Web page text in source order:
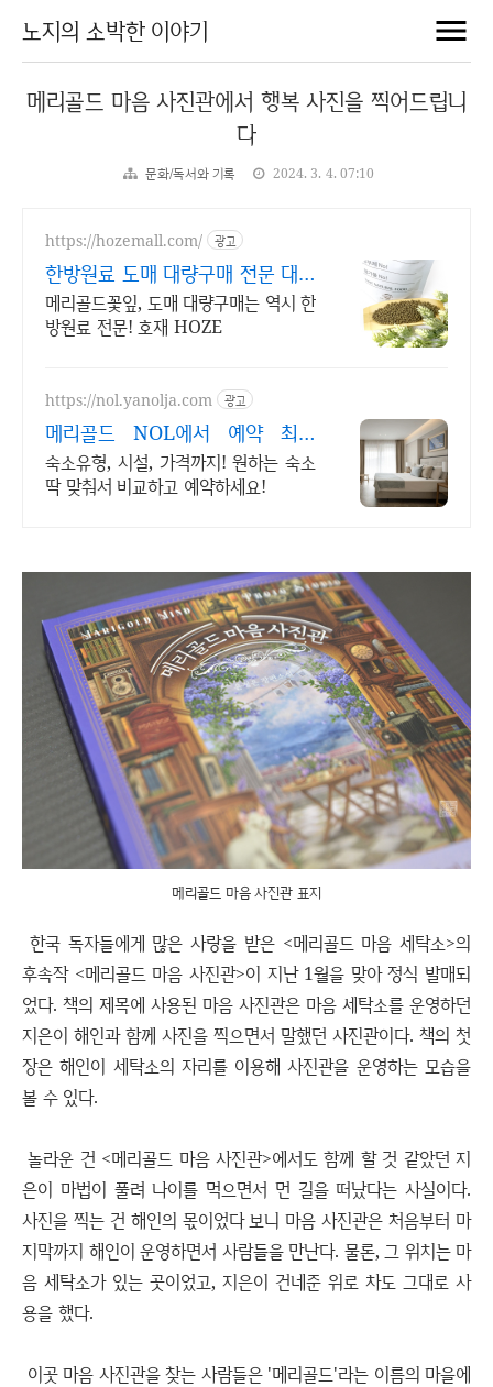
노지의 소박한 이야기
메리골드 마음 사진관에서 행복 사진을 찍어드립니
다
문화/독서와 기록 2024. 3. 4. 07:10
https://hozemall.com/ 광고
한방원료 도매 대량구매 전문 대량
으로만 구매 가능
메리골드꽃잎, 도매 대량구매는 역시 한
방원료 전문! 호재 HOZE
https://nol.yanolja.com 광고
메리골드 NOL에서 예약 최대
70% 더블업 할인!
숙소유형, 시설, 가격까지! 원하는 숙소
딱 맞춰서 비교하고 예약하세요!
메리골드 마음 사진관 표지
한국 독자들에게 많은 사랑을 받은 <메리골드 마음 세탁소>의
후속작 <메리골드 마음 사진관>이 지난 1월을 맞아 정식 발매되
었다. 책의 제목에 사용된 마음 사진관은 마음 세탁소를 운영하던
지은이 해인과 함께 사진을 찍으면서 말했던 사진관이다. 책의 첫
장은 해인이 세탁소의 자리를 이용해 사진관을 운영하는 모습을
볼 수 있다.
놀라운 건 <메리골드 마음 사진관>에서도 함께 할 것 같았던 지
은이 마법이 풀려 나이를 먹으면서 먼 길을 떠났다는 사실이다.
사진을 찍는 건 해인의 몫이었다 보니 마음 사진관은 처음부터 마
지막까지 해인이 운영하면서 사람들을 만난다. 물론, 그 위치는 마
음 세탁소가 있는 곳이었고, 지은이 건네준 위로 차도 그대로 사
용을 했다.
이곳 마음 사진관을 찾는 사람들은 '메리골드'라는 이름의 마을에